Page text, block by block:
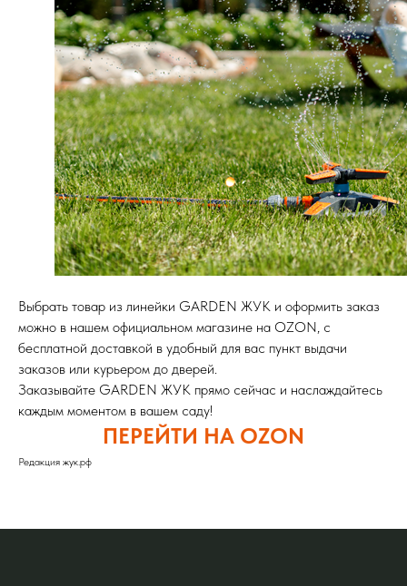
Выбрать товар из линейки GARDEN ЖУК и оформить заказ
можно в нашем официальном магазине на OZON, с
бесплатной доставкой в удобный для вас пункт выдачи
заказов или курьером до дверей.
Заказывайте GARDEN ЖУК прямо сейчас и наслаждайтесь
каждым моментом в вашем саду!
ПЕРЕЙТИ НА OZON
Редакция жук.рф